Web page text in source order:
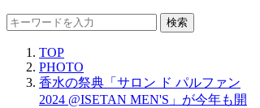
検索
TOP
PHOTO
香水の祭典「サロン ド パルファン
2024 @ISETAN MEN'S」が今年も開